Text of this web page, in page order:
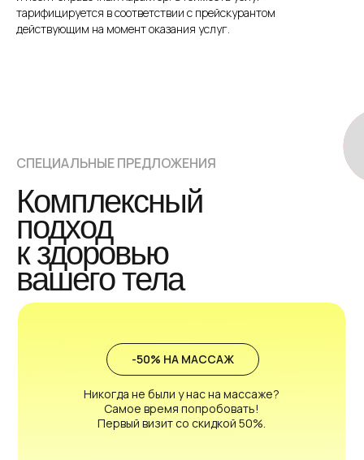
тарифицируется в соответствии с прейскурантом
действующим на момент оказания услуг.
СПЕЦИАЛЬНЫЕ ПРЕДЛОЖЕНИЯ
Комплексный
подход
к здоровью
вашего тела
-50% НА МАССАЖ
Никогда не были у нас на массаже?
Самое время попробовать!
Первый визит со скидкой 50%.